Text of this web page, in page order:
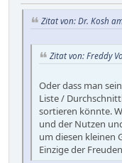
Zitat von: Dr. Kosh
Zitat von: Freddy
Oder dass man
Liste /
sortieren könnte.
und der Nutzen
um diesen kleinen
Einzige der